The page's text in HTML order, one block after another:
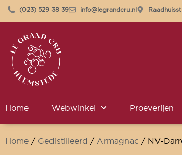
(023) 529 38 39 info@legrandcru.nl
Home Webwinkel Proeverijen
Home / Gedistilleerd / Armagnac / NV-